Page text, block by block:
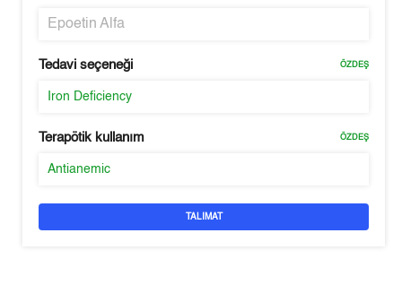
Epoetin Alfa
Tedavi seçeneği ÖZDEŞ
Iron Deficiency
Terapötik kullanım ÖZDEŞ
Antianemic
TALIMAT